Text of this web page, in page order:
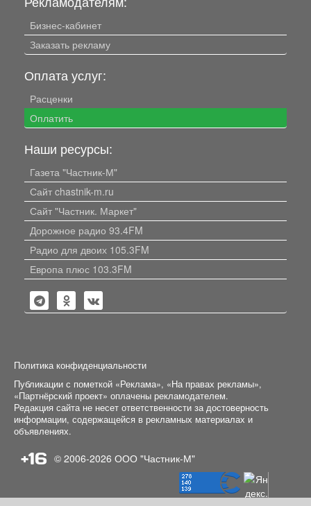
Бизнес-кабинет
Заказать рекламу
Оплата услуг:
Расценки
Оплатить
Наши ресурсы:
Газета "Частник-М"
Сайт chastnik-m.ru
Сайт "Частник. Маркет"
Дорожное радио 93.4FM
Радио для двоих 105.3FM
Европа плюс 103.3FM
Политика конфиденциальности
Публикации с пометкой «Реклама», «На правах рекламы»,
«Партнёрский проект» оплачены рекламодателем.
Редакция сайта не несет ответственности за достоверность
информации, содержащейся в рекламных материалах и
объявлениях.
+16 © 2006-2026 ООО "Частник-М"